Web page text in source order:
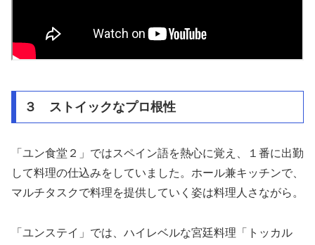
３ ストイックなプロ根性
「ユン食堂２」ではスペイン語を熱心に覚え、１番に出勤
して料理の仕込みをしていました。ホール兼キッチンで、
マルチタスクで料理を提供していく姿は料理人さながら。
「ユンステイ」では、ハイレベルな宮廷料理「トッカル